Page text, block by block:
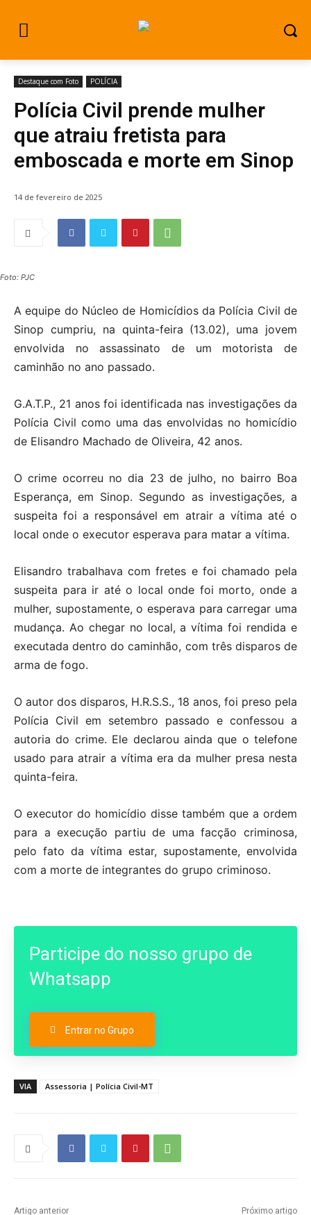
Destaque com Foto POLÍCIA
Polícia Civil prende mulher
que atraiu fretista para
emboscada e morte em Sinop
14 de fevereiro de 2025
Foto: PJC
A equipe do Núcleo de Homicídios da Polícia Civil de
Sinop cumpriu, na quinta-feira (13.02), uma jovem
envolvida no assassinato de um motorista de
caminhão no ano passado.
G.A.T.P., 21 anos foi identificada nas investigações da
Polícia Civil como uma das envolvidas no homicídio
de Elisandro Machado de Oliveira, 42 anos.
O crime ocorreu no dia 23 de julho, no bairro Boa
Esperança, em Sinop. Segundo as investigações, a
suspeita foi a responsável em atrair a vítima até o
local onde o executor esperava para matar a vítima.
Elisandro trabalhava com fretes e foi chamado pela
suspeita para ir até o local onde foi morto, onde a
mulher, supostamente, o esperava para carregar uma
mudança. Ao chegar no local, a vítima foi rendida e
executada dentro do caminhão, com três disparos de
arma de fogo.
O autor dos disparos, H.R.S.S., 18 anos, foi preso pela
Polícia Civil em setembro passado e confessou a
autoria do crime. Ele declarou ainda que o telefone
usado para atrair a vítima era da mulher presa nesta
quinta-feira.
O executor do homicídio disse também que a ordem
para a execução partiu de uma facção criminosa,
pelo fato da vítima estar, supostamente, envolvida
com a morte de integrantes do grupo criminoso.
Participe do nosso grupo de
Whatsapp
Entrar no Grupo
VIA Assessoria | Polícia Civil-MT
Artigo anterior Próximo artigo